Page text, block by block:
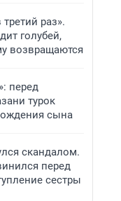
раз».
голубей,
возвращаются
перед
турок
сына
скандалом.
перед
сестры